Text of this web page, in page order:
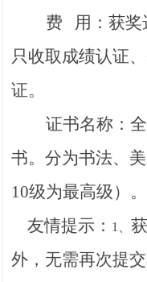
费 用： 获奖
只收取成绩认证
证。
证书名称：
书。分为书法、
10级为最高级）。
友情提示： 1、
外，无需再次提